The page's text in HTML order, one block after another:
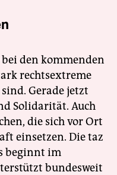
den kommenden
rechtsextreme
Gerade jetzt
Solidarität. Auch
die sich vor Ort
einsetzen. Die taz
beginnt im
bundesweit